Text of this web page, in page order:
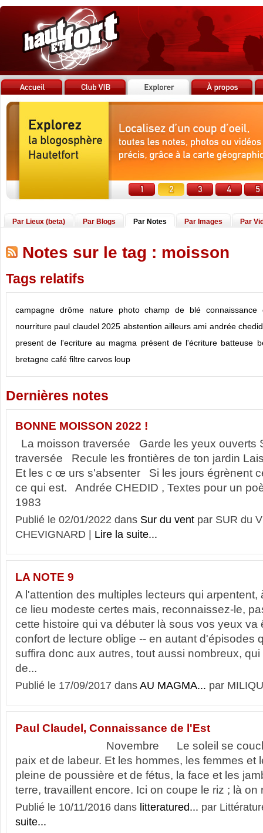
Par Lieux (beta) Par Blogs Par Notes Par Images Par
Notes sur le tag : moisson
Tags relatifs
campagne drôme nature photo champ de blé connaissance
nourriture paul claudel 2025 abstention ailleurs ami andrée chedid
present de l'ecriture au magma présent de l'écriture batteuse
bretagne café filtre carvos loup
Dernières notes
BONNE MOISSON 2022 !
La moisson traversée Garde les yeux ouverts
traversée Recule les frontières de ton jardin
Et les c œ urs s'absenter Si les jours égrènent
ce qui est. Andrée CHEDID , Textes pour un
1983
Publié le 02/01/2022 dans Sur du vent par SUR du
CHEVIGNARD | Lire la suite...
LA NOTE 9
A l'attention des multiples lecteurs qui arpentent,
ce lieu modeste certes mais, reconnaissez-le,
cette histoire qui va débuter là sous vos yeux va
confort de lecture oblige -- en autant d'épisodes
suffira donc aux autres, tout aussi nombreux,
de...
Publié le 17/09/2017 dans AU MAGMA... par
Paul Claudel, Connaissance de l'Est
Novembre Le soleil se couche
paix et de labeur. Et les hommes, les femmes et
pleine de poussière et de fétus, la face et les
terre, travaillent encore. Ici on coupe le riz ; là on
Publié le 10/11/2016 dans litteratured... par
suite...